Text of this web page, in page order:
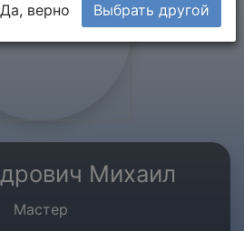
Михаил
Мастер
Да, верно Выбрать другой